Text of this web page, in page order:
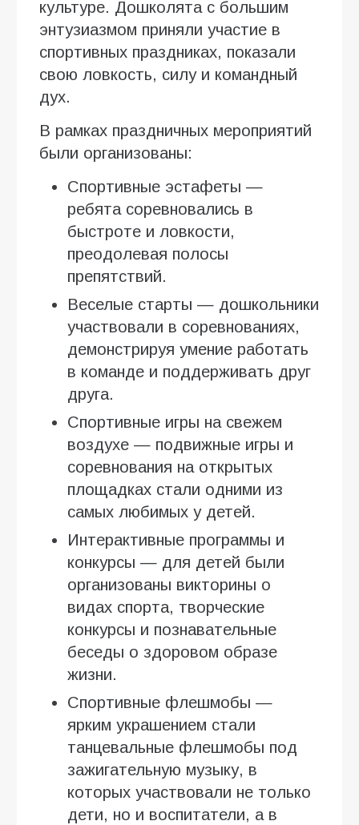
культуре. Дошколята с большим
энтузиазмом приняли участие в
спортивных праздниках, показали
свою ловкость, силу и командный
дух.
В рамках праздничных мероприятий
были организованы:
Спортивные эстафеты —
ребята соревновались в
быстроте и ловкости,
преодолевая полосы
препятствий.
Веселые старты — дошкольники
участвовали в соревнованиях,
демонстрируя умение работать
в команде и поддерживать друг
друга.
Спортивные игры на свежем
воздухе — подвижные игры и
соревнования на открытых
площадках стали одними из
самых любимых у детей.
Интерактивные программы и
конкурсы — для детей были
организованы викторины о
видах спорта, творческие
конкурсы и познавательные
беседы о здоровом образе
жизни.
Спортивные флешмобы —
ярким украшением стали
танцевальные флешмобы под
зажигательную музыку, в
которых участвовали не только
дети, но и воспитатели, а в